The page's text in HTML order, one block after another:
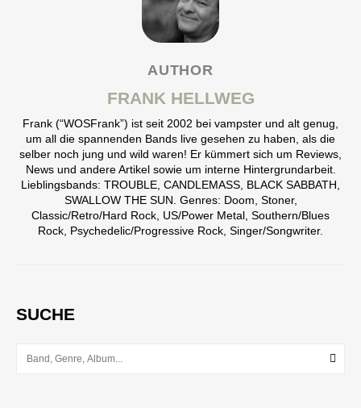
AUTHOR
FRANK HELLWEG
Frank (“WOSFrank”) ist seit 2002 bei vampster und alt genug,
um all die spannenden Bands live gesehen zu haben, als die
selber noch jung und wild waren! Er kümmert sich um Reviews,
News und andere Artikel sowie um interne Hintergrundarbeit.
Lieblingsbands: TROUBLE, CANDLEMASS, BLACK SABBATH,
SWALLOW THE SUN. Genres: Doom, Stoner,
Classic/Retro/Hard Rock, US/Power Metal, Southern/Blues
Rock, Psychedelic/Progressive Rock, Singer/Songwriter.
SUCHE